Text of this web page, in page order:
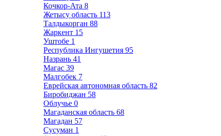
Кочкор-Ата 8
Жетысу область 113
Талдыкорган 88
Жаркент 15
Уштобе 1
Республика Ингушетия 95
Назрань 41
Магас 39
Малгобек 7
Еврейская автономная область 82
Биробиджан 58
Облучье 0
Магаданская область 68
Магадан 57
Сусуман 1